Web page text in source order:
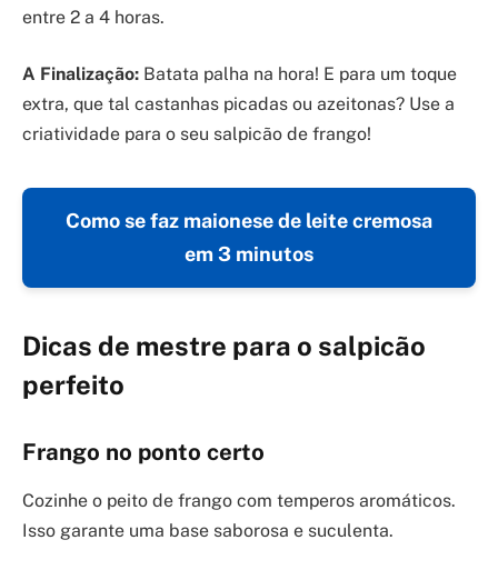
entre 2 a 4 horas.
A Finalização: Batata palha na hora! E para um toque
extra, que tal castanhas picadas ou azeitonas? Use a
criatividade para o seu salpicão de frango!
Como se faz maionese de leite cremosa
em 3 minutos
Dicas de mestre para o salpicão
perfeito
Frango no ponto certo
Cozinhe o peito de frango com temperos aromáticos.
Isso garante uma base saborosa e suculenta.